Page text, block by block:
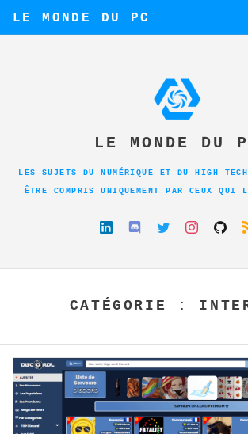
LE MONDE DU PC
LE MONDE DU
LES SUJETS DU NUMÉRIQUE ET DU HIGH
ÊTRE COMPRIS UNIQUEMENT PAR CEUX QUI
CATÉGORIE :